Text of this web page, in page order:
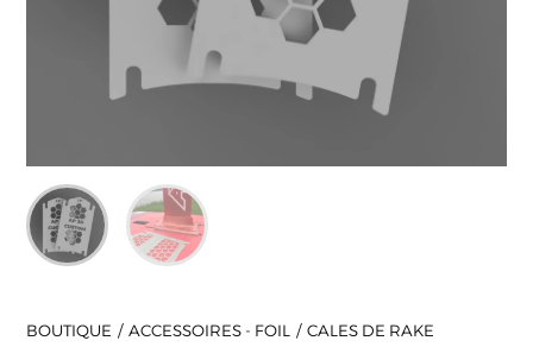
BOUTIQUE ACCESSOIRES - FOIL CALES DE RAKE